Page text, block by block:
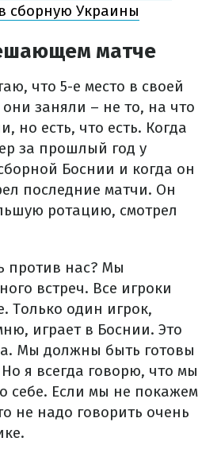
сборную Украины
матче
что 5-е место в своей
они заняли – не то, на что
но есть, что есть. Когда
за прошлый год у
Боснии и когда он
последние матчи. Он
ротацию, смотрел
против нас? Мы
встреч. Все игроки
Только один игрок,
играет в Боснии. Это
Мы должны быть готовы
я всегда говорю, что мы
себе. Если мы не покажем
не надо говорить очень